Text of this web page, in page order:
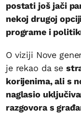
postati još jači
nekoj drugoj
programe i
O viziji Nove
je rekao da se
korijenima, ali s
naglasio
razgovora s